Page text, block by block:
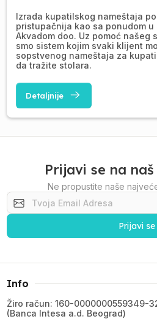
Izrada kupatilskog nameštaja
pristupačnija kao sa ponudom
Akvadom doo. Uz pomoć našeg
smo sistem kojim svaki klijent
sopstvenog nameštaja za
da tražite stolara.
Detaljnije
Prijavi se na
Ne propustite naše
Prijavi se
Info
Žiro račun: 160-0000000559349-
(Banca Intesa a.d. Beograd)